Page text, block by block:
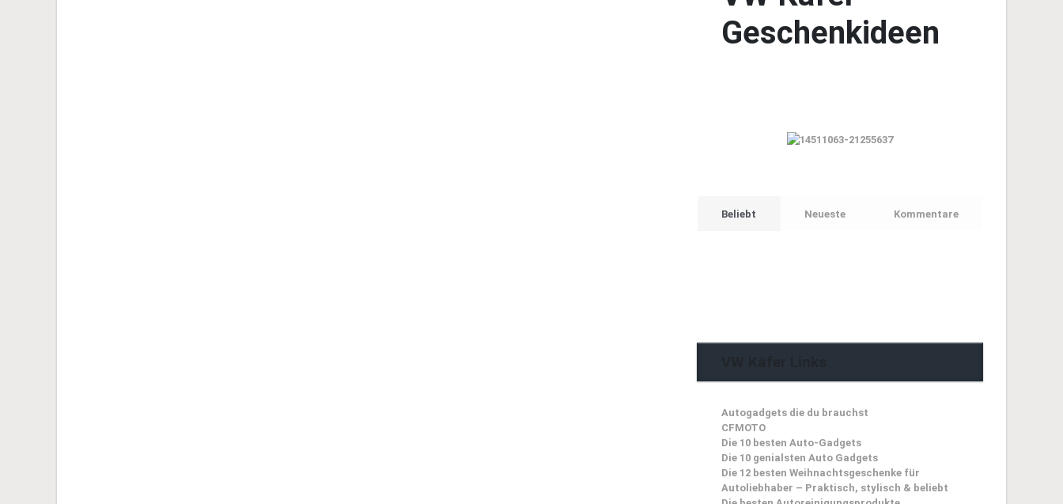
Geschenkideen
Beliebt Neueste Kommentare
Autogadgets die du brauchst
CFMOTO
Die 10 besten Auto-Gadgets
Die 10 genialsten Auto Gadgets
Die 12 besten Weihnachtsgeschenke für
Autoliebhaber – Praktisch, stylisch & beliebt